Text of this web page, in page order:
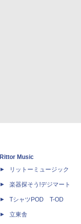
Rittor Music
リットーミュージック
楽器探そう!デジマート
TシャツPOD T-OD
立東舎